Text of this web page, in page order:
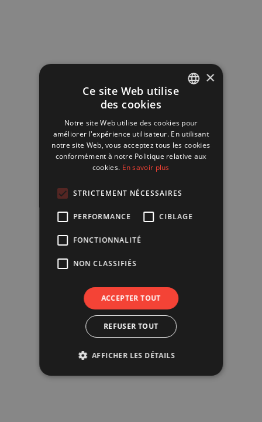
ENGLISH
×
Ce site Web utilise
des cookies
Notre site Web utilise des cookies pour
améliorer l'expérience utilisateur. En utilisant
notre site Web, vous acceptez tous les cookies
conformément à notre Politique relative aux
cookies. En savoir plus
STRICTEMENT NÉCESSAIRES
PERFORMANCE CIBLAGE
FONCTIONNALITÉ
NON CLASSIFIÉS
ACCEPTER TOUT
REFUSER TOUT
AFFICHER LES DÉTAILS